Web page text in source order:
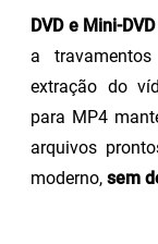
DVD e Mini-DVD
a
extração do
para MP4
arquivos
moderno, sem